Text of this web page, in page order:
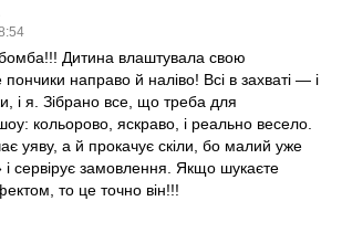
Дитина влаштувала свою
пончики направо й наліво! Всі в захваті — і
і я. Зібрано все, що треба для
кольорово, яскраво, і реально весело.
уяву, а й прокачує скіли, бо малий уже
і сервірує замовлення. Якщо шукаєте
то це точно він!!!